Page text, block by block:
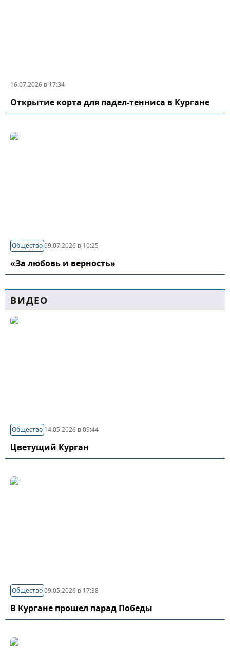
16.07.2026 в 17:34
Открытие корта для падел-тенниса в Кургане
Общество09.07.2026 в 10:25
«За любовь и верность»
ВИДЕО
Общество 14.05.2026 в 09:44
Цветущий Курган
Общество09.05.2026 в 17:38
В Кургане прошел парад Победы